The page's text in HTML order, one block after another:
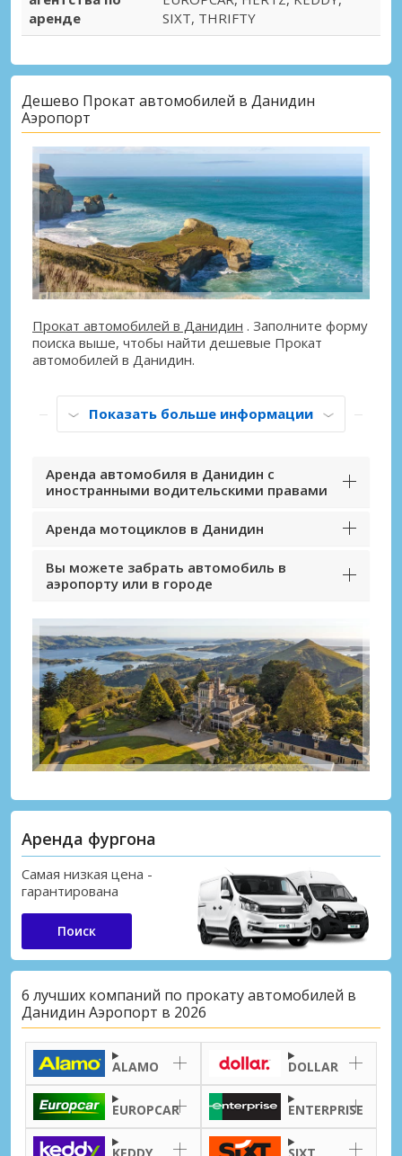
аренде
SIXT, THRIFTY
Дешево Прокат автомобилей в Данидин
Аэропорт
Прокат автомобилей в Данидин . Заполните форму
поиска выше, чтобы найти дешевые Прокат
автомобилей в Данидин.
Показать больше информации
Аренда автомобиля в Данидин с
иностранными водительскими правами
Аренда мотоциклов в Данидин
Вы можете забрать автомобиль в
аэропорту или в городе
Аренда фургона
Самая низкая цена -
гарантирована
Поиск
6 лучших компаний по прокату автомобилей в
Данидин Аэропорт в 2026
ALAMO DOLLAR
EUROPCAR ENTERPRISE